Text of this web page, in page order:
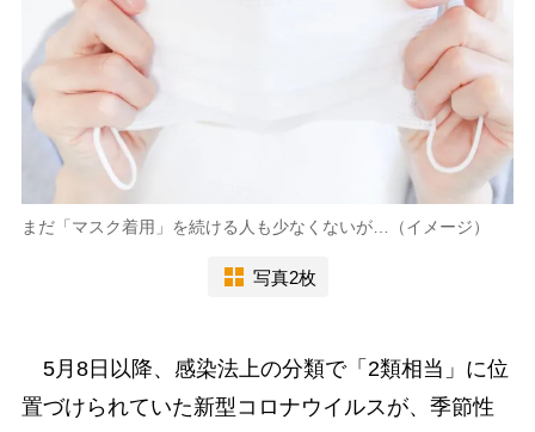
まだ「マスク着用」を続ける人も少なくないが…（イメージ）
写真2枚
5月8日以降、感染法上の分類で「2類相当」に位
置づけられていた新型コロナウイルスが、季節性